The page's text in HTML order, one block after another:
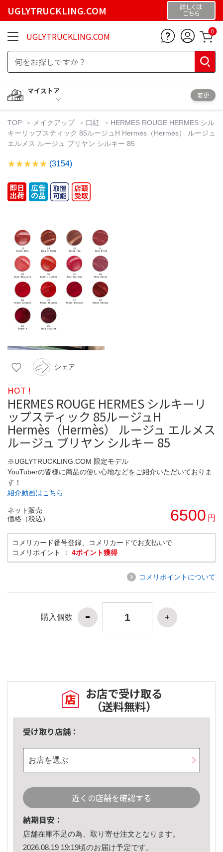
UGLYTRUCKLING.COM 詳しくは
こちら
UGLYTRUCKLING.COM 0
マイストア
変更
TOP メイクアップ 口紅
HERMES ROUGE HERMES シル
キーリップスティック 85ルージュH Hermès（Hermès） ルージュ
エルメス ルージュ ブリヤン シルキー 85
(3154)
シェア
HOT !
HERMES ROUGE HERMES シルキーリ
ップスティック 85ルージュH
Hermès（Hermès） ルージュ エルメス
ルージュ ブリヤン シルキー 85
※UGLYTRUCKLING.COM 限定モデル
YouTuberの皆様に商品の使い心地などをご紹介いただいておりま
す！
紹介動画はこちら
ネット販売
価格（税込）
6500 円
コメリカード番号登録、コメリカードでお支払いで
コメリポイント ： 4ポイント獲得
コメリポイントについて
購入個数
お店で受け取る
（送料無料）
受け取り店舗：
お店を選ぶ
近くの店舗を確認する
納期目安：
店舗在庫不足の為、取り寄せ注文となります。
2026.08.19 19:19頃のお届け予定です。